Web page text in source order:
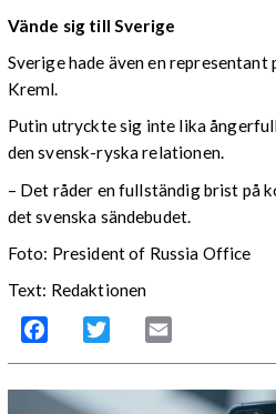
Vände sig till Sverige
Sverige hade även en representant
Kreml.
Putin utryckte sig inte lika
den svensk-ryska relationen.
– Det råder en fullständig brist på
det svenska sändebudet.
Foto: President of Russia Office
Text: Redaktionen
Facebook Twitter